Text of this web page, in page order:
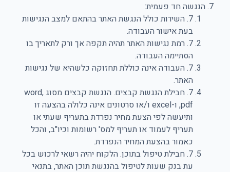
הנגשה חד פעמית:
7. השירות כולל הנגשת האתר בהתאם למצב הנגישות
בעת אישור העבודה.
7. רמת נגישות האתר תהיה תקפה אך ורק לתאריך בו
הסתיימה העבודה.
7. העבודה אינה כוללת תחזוקה כלשהיא של נגישות
האתר.
7. חבילת הנגשת קבצים. הנגשת קבצים מסוג word,
pdf, ו-excel ו/או סרטונים אינה כלולה בהצעה זו
ותיעשה לפי הצעת מחיר נפרדת בתעריף שעתי או
תעריף לעמוד או תעריף למס' רשומות וכיו"ב, והכל
כאמור בהצעת המחיר הנפרדת.
7. חבילת טיפול בתוכן. הלקוח יהיה רשאי לרכוש בכל
עת בנק שעות לטיפול בהנגשת תוכן האתר, בתנאי